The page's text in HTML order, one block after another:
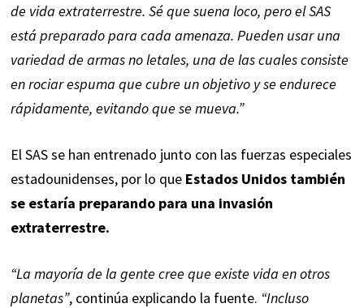
de vida extraterrestre. Sé que suena loco, pero el SAS
está preparado para cada amenaza. Pueden usar una
variedad de armas no letales, una de las cuales consiste
en rociar espuma que cubre un objetivo y se endurece
rápidamente, evitando que se mueva.”
El SAS se han entrenado junto con las fuerzas especiales
estadounidenses, por lo que Estados Unidos también
se estaría preparando para una invasión
extraterrestre.
“La mayoría de la gente cree que existe vida en otros
planetas”, continúa explicando la fuente. “Incluso